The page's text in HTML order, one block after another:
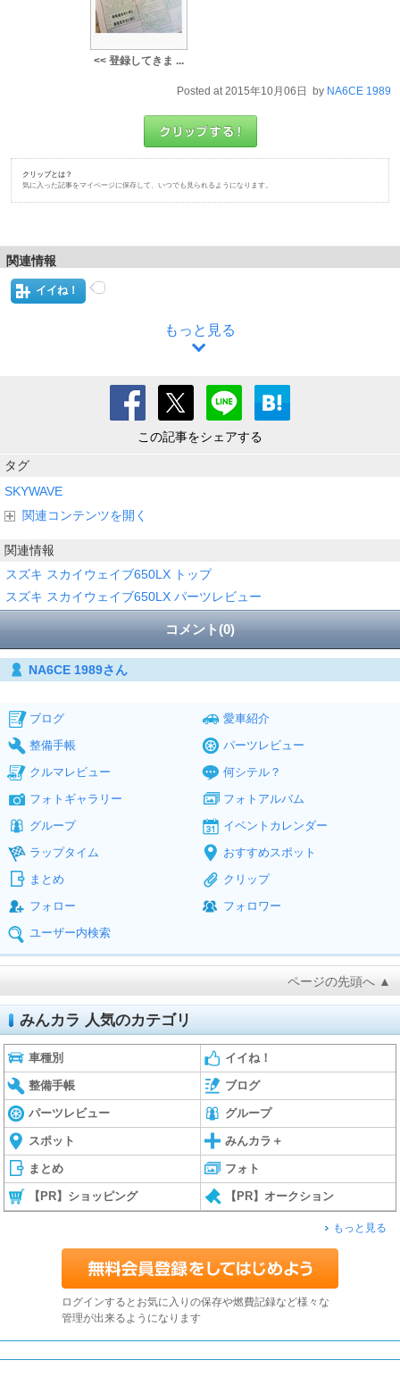
<< 登録してきま ...
Posted at 2015年10月06日 by NA6CE 1989
クリップとは？
気に入った記事をマイページに保存して、いつでも見られるようになります。
関連情報
イイね！
もっと見る
この記事をシェアする
タグ
SKYWAVE
関連コンテンツを開く
関連情報
スズキ スカイウェイブ650LX トップ
スズキ スカイウェイブ650LX パーツレビュー
コメント(0)
NA6CE 1989さん
ブログ
愛車紹介
整備手帳
パーツレビュー
クルマレビュー
何シテル？
フォトギャラリー
フォトアルバム
グループ
イベントカレンダー
ラップタイム
おすすめスポット
まとめ
クリップ
フォロー
フォロワー
ユーザー内検索
ページの先頭へ ▲
みんカラ 人気のカテゴリ
車種別 イイね！
整備手帳 ブログ
パーツレビュー グループ
スポット みんカラ＋
まとめ フォト
【PR】ショッピング 【PR】オークション
もっと見る
ログインするとお気に入りの保存や燃費記録など様々な
管理が出来るようになります